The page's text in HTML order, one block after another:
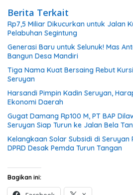
Berita Terkait
Rp7,5 Miliar Dikucurkan untuk Jalan
Pelabuhan Segintung
Generasi Baru untuk Selunuk! Mas
Bangun Desa Mandiri
Tiga Nama Kuat Bersaing Rebut
Seruyan
Harsandi Pimpin Kadin Seruyan,
Ekonomi Daerah
Gugat Damang Rp100 M, PT BAP
Seruyan Siap Turun ke Jalan Bela
Kelangkaan Solar Subsidi di Seruyan
DPRD Desak Pemda Turun Tangan
Bagikan ini: